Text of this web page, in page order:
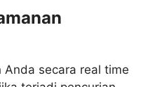
Anda secara real time